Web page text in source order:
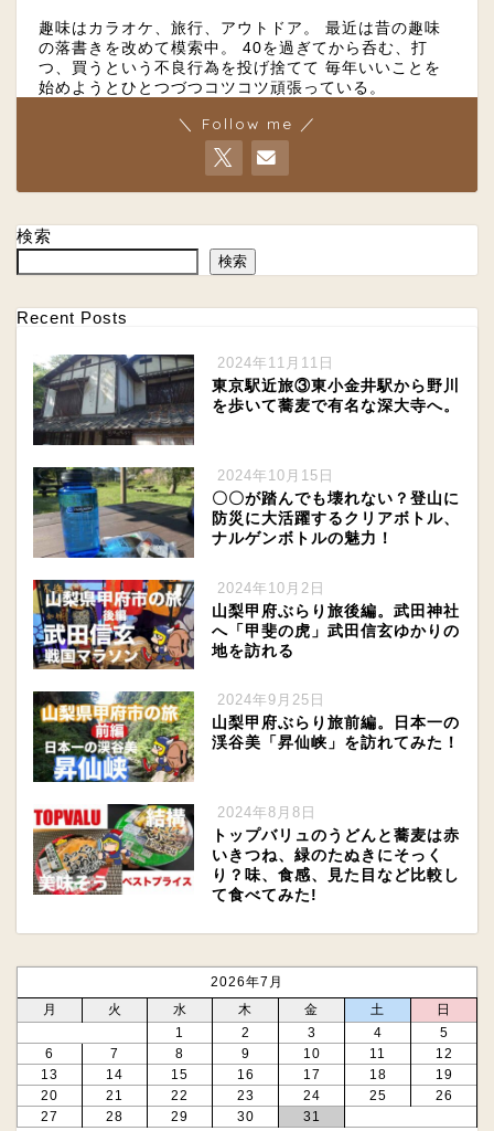
趣味はカラオケ、旅行、アウトドア。 最近は昔の趣味
の落書きを改めて模索中。 40を過ぎてから呑む、打
つ、買うという不良行為を投げ捨てて 毎年いいことを
始めようとひとつづつコツコツ頑張っている。
＼ Follow me ／
検索
検索
Recent Posts
2024年11月11日
東京駅近旅③東小金井駅から野川
を歩いて蕎麦で有名な深大寺へ。
2024年10月15日
〇〇が踏んでも壊れない？登山に
防災に大活躍するクリアボトル、
ナルゲンボトルの魅力！
2024年10月2日
山梨甲府ぶらり旅後編。武田神社
へ「甲斐の虎」武田信玄ゆかりの
地を訪れる
2024年9月25日
山梨甲府ぶらり旅前編。日本一の
渓谷美「昇仙峡」を訪れてみた！
2024年8月8日
トップバリュのうどんと蕎麦は赤
いきつね、緑のたぬきにそっく
り？味、食感、見た目など比較し
て食べてみた!
2026年7月
月
火 水 木 金 土
日
1
2 3 4
5
6
7 8 9 10 11
12
13
14 15 16 17 18
19
20
21 22 23 24 25
26
27
28 29 30 31